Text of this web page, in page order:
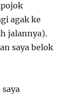
agak ke
jalannya).
saya belok